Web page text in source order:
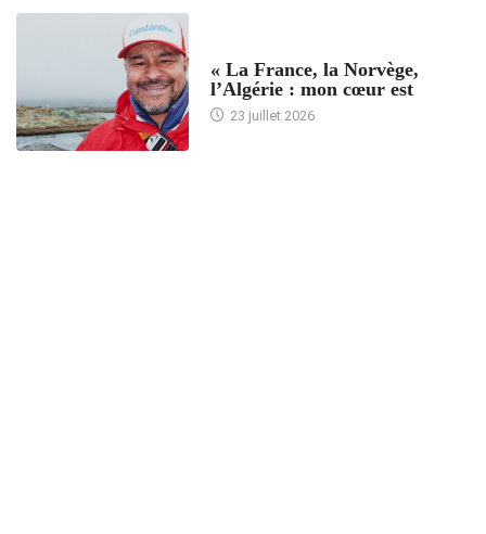
« La France, la Norvège,
l’Algérie : mon cœur est
23 juillet 2026